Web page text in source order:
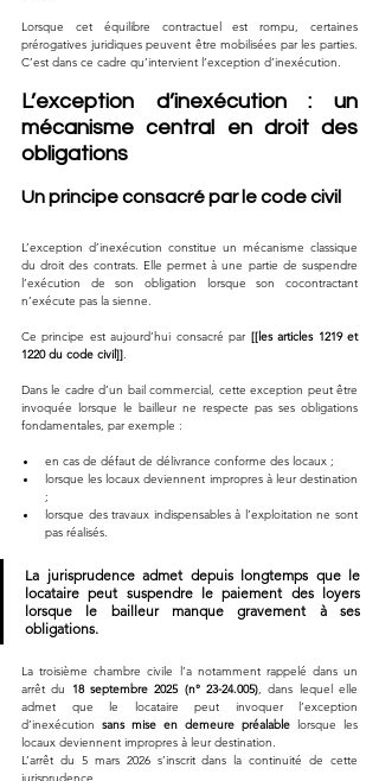
Lorsque cet équilibre contractuel est rompu, certaines
prérogatives juridiques peuvent être mobilisées par les parties.
C’est dans ce cadre qu’intervient l’exception d’inexécution.
L’exception d’inexécution : un
mécanisme central en droit des
obligations
Un principe consacré par le code civil
L’exception d’inexécution constitue un mécanisme classique
du droit des contrats. Elle permet à une partie de suspendre
l’exécution de son obligation lorsque son cocontractant
n’exécute pas la sienne.
Ce principe est aujourd’hui consacré par [[les articles 1219 et
1220 du code civil]].
Dans le cadre d’un bail commercial, cette exception peut être
invoquée lorsque le bailleur ne respecte pas ses obligations
fondamentales, par exemple :
en cas de défaut de délivrance conforme des locaux ;
lorsque les locaux deviennent impropres à leur destination
;
lorsque des travaux indispensables à l’exploitation ne sont
pas réalisés.
La jurisprudence admet depuis longtemps que le
locataire peut suspendre le paiement des loyers
lorsque le bailleur manque gravement à ses
obligations.
La troisième chambre civile l’a notamment rappelé dans un
arrêt du
18 septembre 2025 (n° 23-24.005), dans lequel elle
admet que le locataire peut invoquer l’exception
d’inexécution sans mise en demeure préalable lorsque les
locaux deviennent impropres à leur destination.
L’arrêt du 5 mars 2026 s’inscrit dans la continuité de cette
jurisprudence.